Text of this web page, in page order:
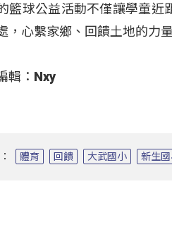
籃球公益活動不僅讓學童近
，心繫家鄉、回饋土地的力
輯：Nxy
體育 回饋 大武國小 新生